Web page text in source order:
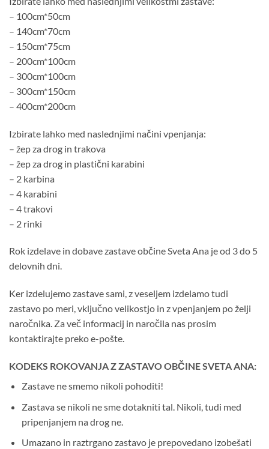
– 100cm*50cm
– 140cm*70cm
– 150cm*75cm
– 200cm*100cm
– 300cm*100cm
– 300cm*150cm
– 400cm*200cm
Izbirate lahko med naslednjimi načini vpenjanja:
– žep za drog in trakova
– žep za drog in plastični karabini
– 2 karbina
– 4 karabini
– 4 trakovi
– 2 rinki
Rok izdelave in dobave zastave občine Sveta Ana je od 3 do 5
delovnih dni.
Ker izdelujemo zastave sami, z veseljem izdelamo tudi
zastavo po meri, vključno velikostjo in z vpenjanjem po želji
naročnika. Za več informacij in naročila nas prosim
kontaktirajte preko e-pošte.
KODEKS ROKOVANJA Z ZASTAVO OBČINE SVETA ANA:
Zastave ne smemo nikoli pohoditi!
Zastava se nikoli ne sme dotakniti tal. Nikoli, tudi med
pripenjanjem na drog ne.
Umazano in raztrgano zastavo je prepovedano izobešati